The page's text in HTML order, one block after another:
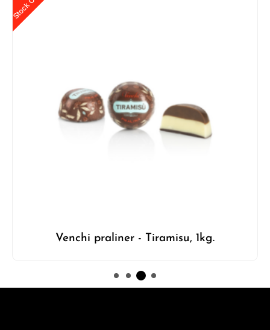
Venchi praliner - Tiramisu, 1kg.